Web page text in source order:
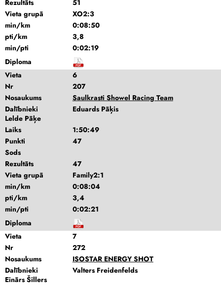
Rezultāts
51
Vieta grupā
XO2:3
min/km
0:08:50
pti/km
3,8
min/pti
0:02:19
Diploma
Vieta
6
Nr
207
Nosaukums
Saulkrasti Showel Racing Team
Dalībnieki
Eduards Pāķis
Lelde Pāķe
Laiks
1:50:49
Punkti
47
Sods
Rezultāts
47
Vieta grupā
Family2:1
min/km
0:08:04
pti/km
3,4
min/pti
0:02:21
Diploma
Vieta
7
Nr
272
Nosaukums
ISOSTAR ENERGY SHOT
Dalībnieki
Valters Freidenfelds
Einārs Šillers